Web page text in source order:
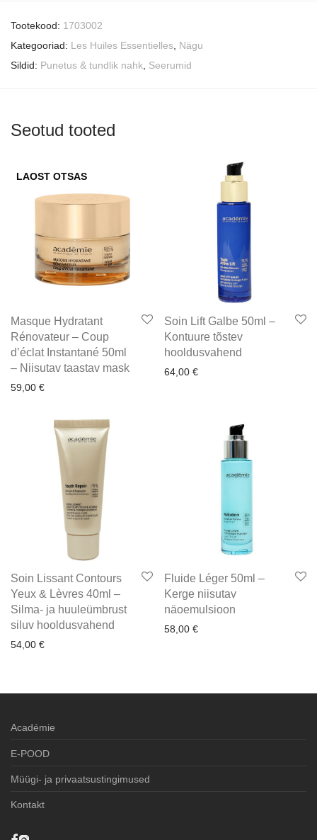
Tootekood: 1703002
Kategooriad: Les Huiles Essentielles Nägu
Sildid: Punetus & tundlik nahk Seerumid
Seotud tooted
LAOST OTSAS
Masque Hydratant
Rénovateur – Coup
d’éclat Instantané 50ml
– Niisutav taastav mask
59,00 €
Soin Lift Galbe 50ml –
Kontuure tõstev
hooldusvahend
64,00 €
Soin Lissant Contours
Yeux & Lèvres 40ml –
Silma- ja huuleümbrust
siluv hooldusvahend
54,00 €
Fluide Léger 50ml –
Kerge niisutav
näoemulsioon
58,00 €
Académie
E-POOD
Müügi- ja privaatsustingimused
Kontakt